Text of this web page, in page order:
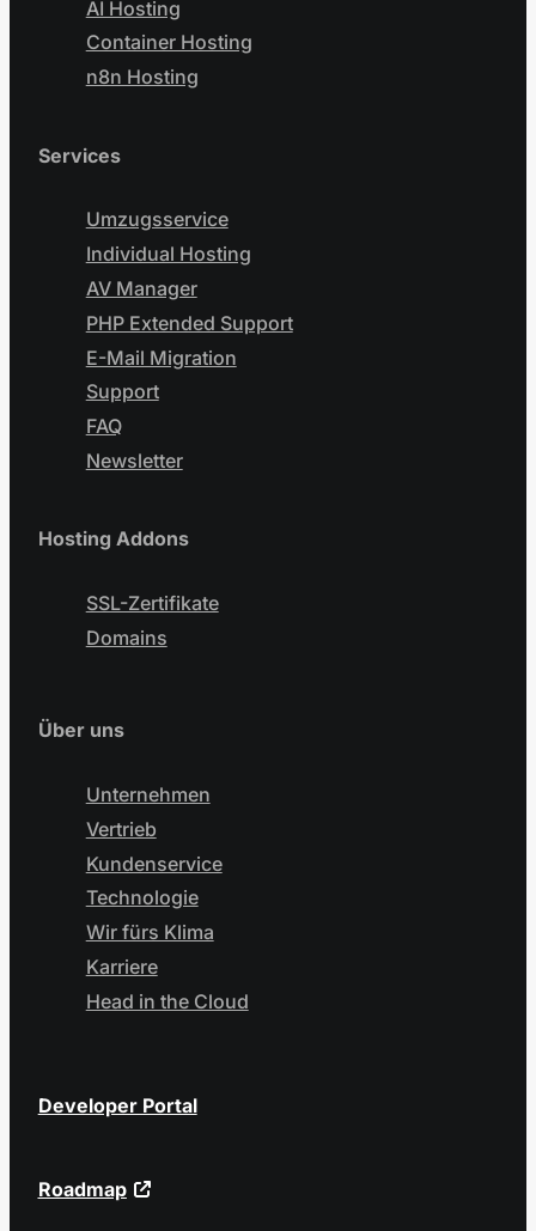
AI Hosting
Container Hosting
n8n Hosting
Services
Umzugsservice
Individual Hosting
AV Manager
PHP Extended Support
E-Mail Migration
Support
FAQ
Newsletter
Hosting Addons
SSL-Zertifikate
Domains
Über uns
Unternehmen
Vertrieb
Kundenservice
Technologie
Wir fürs Klima
Karriere
Head in the Cloud
Developer Portal
Roadmap